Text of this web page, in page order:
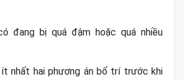
đang bị quá đậm hoặc quá nhiều
nhất hai phương án bố trí trước khi